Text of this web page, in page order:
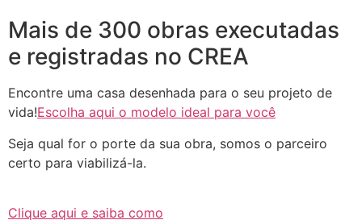
Mais de 300 obras executadas
e registradas no CREA
Encontre uma casa desenhada para o seu projeto de
vida!Escolha aqui o modelo ideal para você
Seja qual for o porte da sua obra, somos o parceiro
certo para viabilizá-la.
Clique aqui e saiba como